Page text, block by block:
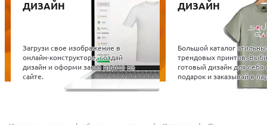
ДИЗАЙН
Загрузи свое изображение в
онлайн-конструкторе, создай
дизайн и оформи заказ прямо на
сайте.
ДИЗАЙН
Большой каталог
трендовых принтов.
готовый дизайн для себя
подарок и заказывай в